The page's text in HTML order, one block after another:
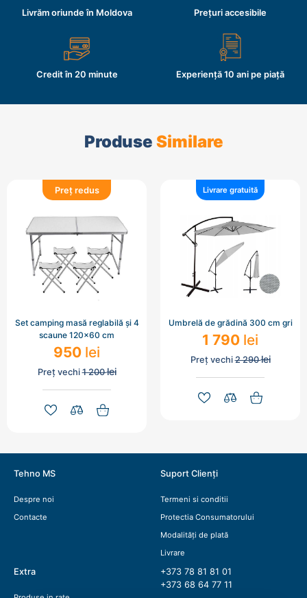
Livrăm oriunde în Moldova Prețuri accesibile
Credit în 20 minute Experiență 10 ani pe piață
Produse Similare
Preț redus
Set camping masă reglabilă și 4
scaune 120x60 cm
950 lei
Preț vechi1 200lei
Livrare gratuită
Umbrelă de grădină 300 cm gri
1 790 lei
Preț vechi2 290lei
Tehno MS
Despre noi
Contacte
Suport Clienți
Termeni si conditii
Protectia Consumatorului
Modalități de plată
Livrare
Extra
+373 78 81 81 01
+373 68 64 77 11